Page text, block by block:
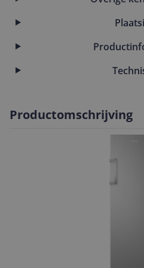
Productomschrijving